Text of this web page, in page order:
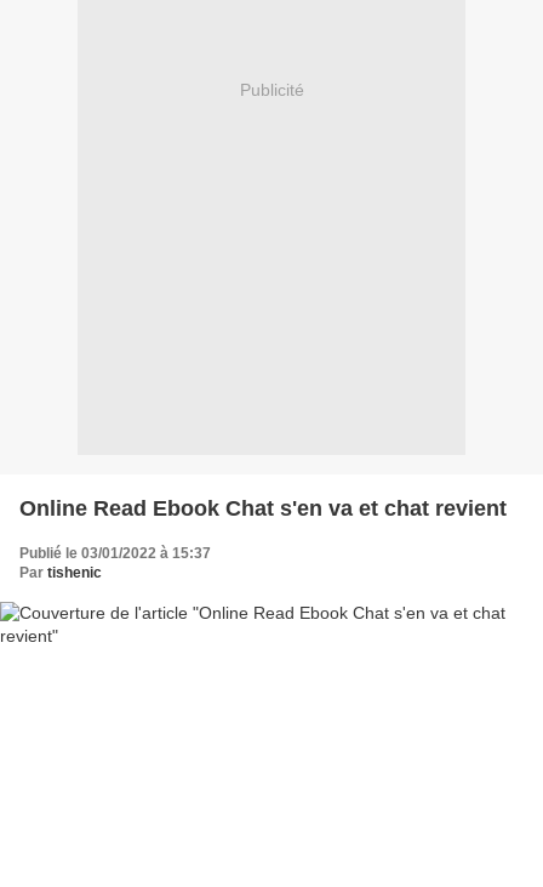
Publicité
Online Read Ebook Chat s'en va et chat revient
Publié le 03/01/2022 à 15:37
Par tishenic